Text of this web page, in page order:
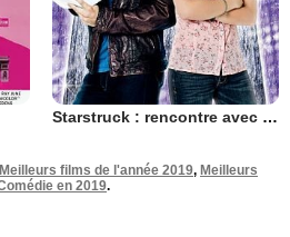
Starstruck : rencontre avec une star
Meilleurs films de l'année 2019, Meilleurs
en 2019.